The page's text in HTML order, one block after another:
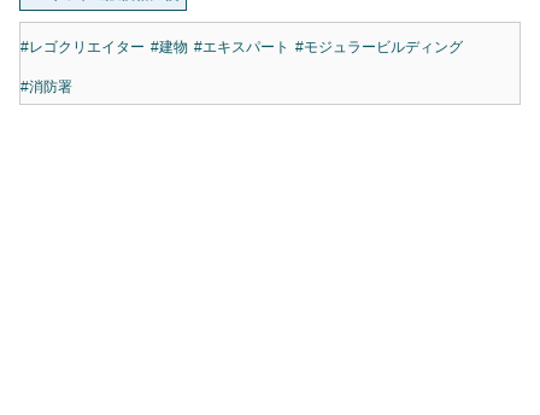
#レゴクリエイター #建物 #エキスパート #モジュラービルディング
#消防署